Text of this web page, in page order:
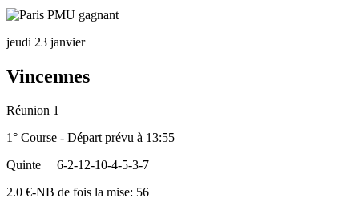
jeudi 23 janvier
Vincennes
Réunion 1
1° Course - Départ prévu à 13:55
Quinte
6-2-12-10-4-5-3-7
2.0 €-NB de fois la mise: 56